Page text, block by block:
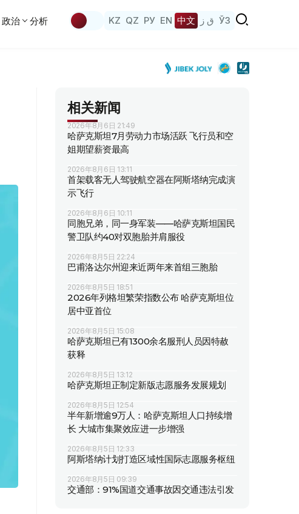
政治 分析 KZ QZ РУ EN 中文 ق ز ЎЗ
相关新闻
2026年8月6日 21:49
哈萨克斯坦7月劳动力市场活跃 飞行员和空
姐期望薪资最高
2026年8月6日 13:11
首架载客无人驾驶航空器在阿斯塔纳完成演
示飞行
2026年8月6日 10:11
同胞兄弟，同一身军装——哈萨克斯坦国民
警卫队约40对双胞胎并肩服役
2026年8月5日 22:24
巴甫洛达尔州迎来近两年来首组三胞胎
2026年8月5日 18:51
2026年列格坦繁荣指数公布 哈萨克斯坦位
居中亚首位
2026年8月5日 15:08
哈萨克斯坦已有1300余名服刑人员因特赦
获释
2026年8月5日 13:12
哈萨克斯坦正制定新版志愿服务发展规划
2026年8月5日 12:54
半年新增逾9万人：哈萨克斯坦人口持续增
长 大城市集聚效应进一步增强
2026年8月5日 12:33
阿斯塔纳计划打造区域性国际志愿服务枢纽
2026年8月5日 09:39
交通部：91%国道交通事故因交通违法引发